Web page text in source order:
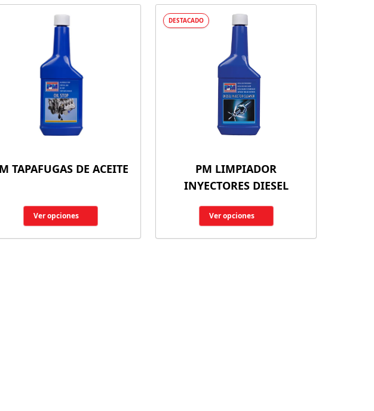
TAPAFUGAS DE ACEITE
Ver opciones
DESTACADO
PM LIMPIADOR
INYECTORES DIESEL
Ver opciones